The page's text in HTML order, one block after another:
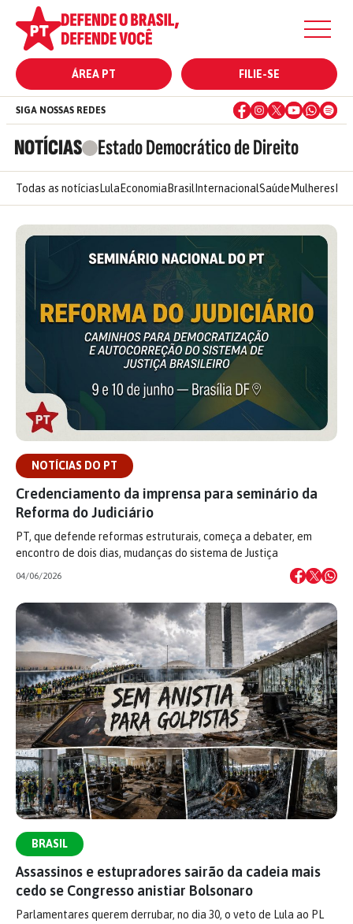
ÁREA PT FILIE-SE
NOTÍCIAS Estado Democrático de Direito
SIGA NOSSAS REDES
Todas as notícias Lula Economia Brasil InternacionalSaúde Mulheres
NOTÍCIAS DO PT
Credenciamento da imprensa para seminário da
Reforma do Judiciário
PT, que defende reformas estruturais, começa a debater, em
encontro de dois dias, mudanças do sistema de Justiça
04/06/2026
BRASIL
Assassinos e estupradores sairão da cadeia mais
cedo se Congresso anistiar Bolsonaro
Parlamentares querem derrubar, no dia 30, o veto de Lula ao PL